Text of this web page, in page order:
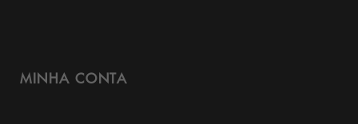
MINHA CONTA